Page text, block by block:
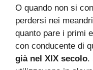
O quando non si
perdersi nei
quanto pare i primi
con conducente di
già nel XIX secolo.